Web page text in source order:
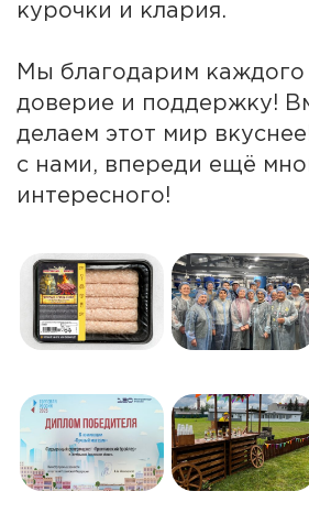
курочки и клария.
Мы благодарим каждого
доверие и поддержку!
делаем этот мир
с нами, впереди ещё
интересного!